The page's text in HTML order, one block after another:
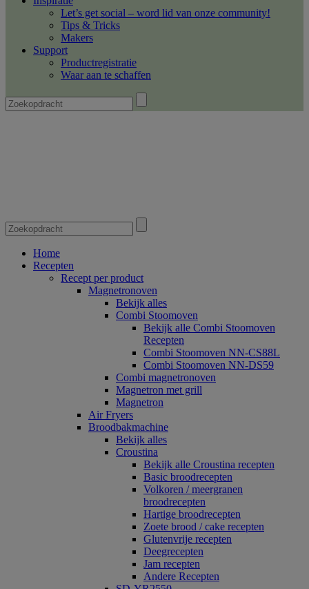
Let’s get social – word lid van onze community!
Tips & Tricks
Makers
Support
Productregistratie
Waar aan te schaffen
Home
Recepten
Recept per product
Magnetronoven
Bekijk alles
Combi Stoomoven
Bekijk alle Combi Stoomoven
Recepten
Combi Stoomoven NN-CS88L
Combi Stoomoven NN-DS59
Combi magnetronoven
Magnetron met grill
Magnetron
Air Fryers
Broodbakmachine
Bekijk alles
Croustina
Bekijk alle Croustina recepten
Basic broodrecepten
Volkoren / meergranen
broodrecepten
Hartige broodrecepten
Zoete brood / cake recepten
Glutenvrije recepten
Deegrecepten
Jam recepten
Andere Recepten